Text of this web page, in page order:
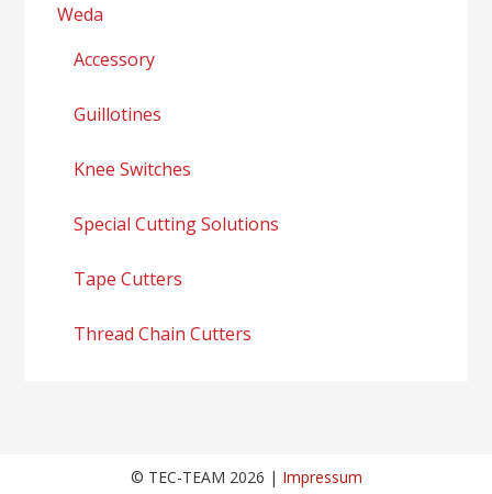
Weda
Accessory
Guillotines
Knee Switches
Special Cutting Solutions
Tape Cutters
Thread Chain Cutters
© TEC-TEAM 2026 | Impressum